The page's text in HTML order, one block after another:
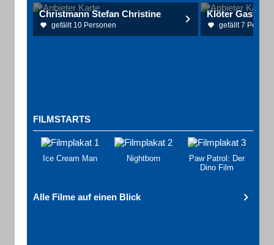
Christmann Stefan Christine
gefällt 10 Personen
Klöter
gefällt 7
FILMSTARTS
Ice Cream Man Nightborn
Paw Patrol: Der
Dino Film
Alle Filme auf einen Blick